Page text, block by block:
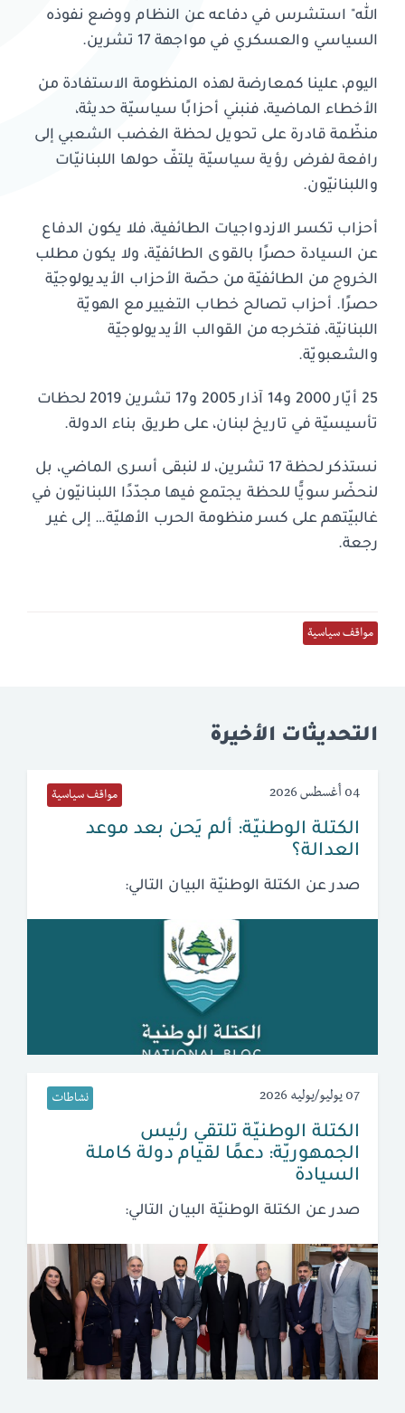
الله" استشرس في دفاعه عن النظام ووضع نفوذه
السياسي والعسكري في مواجهة 17 تشرين.
اليوم، علينا كمعارضة لهذه المنظومة الاستفادة من
الأخطاء الماضية، فنبني أحزابًا سياسيّة حديثة،
منظّمة قادرة على تحويل لحظة الغضب الشعبي إلى
رافعة لفرض رؤية سياسيّة يلتفّ حولها اللبنانيّات
واللبنانيّون.
أحزاب تكسر الازدواجيات الطائفية، فلا يكون الدفاع
عن السيادة حصرًا بالقوى الطائفيّة، ولا يكون مطلب
الخروج من الطائفيّة من حصّة الأحزاب الأيديولوجيّة
حصرًا. أحزاب تصالح خطاب التغيير مع الهويّة
اللبنانيّة، فتخرجه من القوالب الأيديولوجيّة
والشعبويّة.
25 أيّار 2000 و14 آذار 2005 و17 تشرين 2019 لحظات
تأسيسيّة في تاريخ لبنان، على طريق بناء الدولة.
نستذكر لحظة 17 تشرين، لا لنبقى أسرى الماضي، بل
لنحضّر سويًّا للحظة يجتمع فيها مجدّدًا اللبنانيّون في
غالبيّتهم على كسر منظومة الحرب الأهليّة… إلى غير
رجعة.
مواقف سياسية
التحديثات الأخيرة
04 أغسطس 2026 مواقف سياسية
الكتلة الوطنيّة: ألم يَحن بعد موعد
العدالة؟
صدر عن الكتلة الوطنيّة البيان التالي:
07 يوليو/يوليه 2026 نشاطات
الكتلة الوطنيّة تلتقي رئيس
الجمهوريّة: دعمًا لقيام دولة كاملة
السيادة
صدر عن الكتلة الوطنيّة البيان التالي: